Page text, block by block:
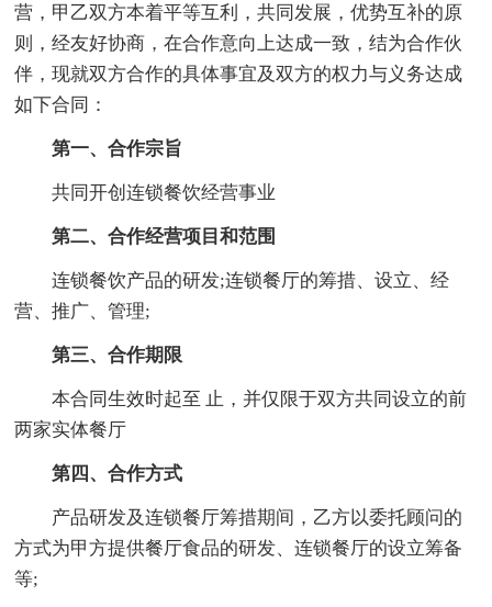
营，甲乙双方本着平等互利，共同发展，优势互补的原
则，经友好协商，在合作意向上达成一致，结为合作伙
伴，现就双方合作的具体事宜及双方的权力与义务达成
如下合同：
第一、合作宗旨
共同开创连锁餐饮经营事业
第二、合作经营项目和范围
连锁餐饮产品的研发;连锁餐厅的筹措、设立、经
营、推广、管理;
第三、合作期限
本合同生效时起至 止，并仅限于双方共同设立的前
两家实体餐厅
第四、合作方式
产品研发及连锁餐厅筹措期间，乙方以委托顾问的
方式为甲方提供餐厅食品的研发、连锁餐厅的设立筹备
等;